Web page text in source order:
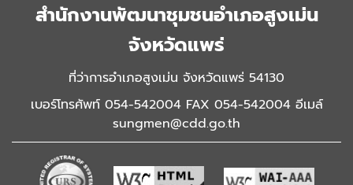
สำนักงานพัฒนาชุมชนอำเภอสูงเม่น
จังหวัดแพร่
ที่ว่าการอำเภอสูงเม่น จังหวัดแพร่ 54130
เบอร์โทรศัพท์ 054-542004 FAX 054-542004 อีเมล์
sungmen@cdd.go.th